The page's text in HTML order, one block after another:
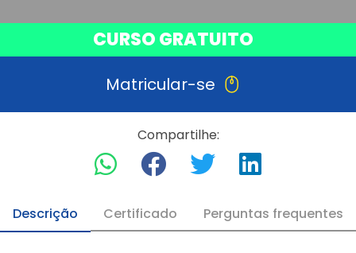
CURSO GRATUITO
Matricular-se
Compartilhe:
Descrição Certificado Perguntas frequentes